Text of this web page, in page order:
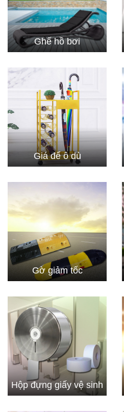
Ghế hồ bơi
Giá để ô dù
Gờ giảm tốc
Hộp đựng giấy vệ sinh